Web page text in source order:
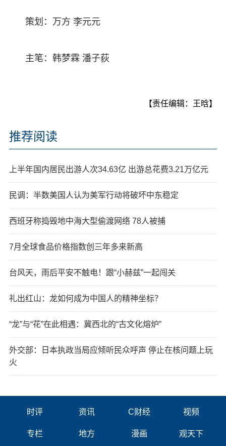
策划：万方 李元元
主笔：韩梦霖 潘子荻
【责任编辑：王晗】
推荐阅读
上半年国内居民出游人次34.63亿 出游总花费3.21万亿元
民调：半数美国人认为美军行动将破坏中东稳定
西班牙称捣毁地中海大型偷渡网络 78人被捕
7月全球食品价格指数创三年多来新高
台风天，雨后平安不触电！跟“小赫兹”一起闯关
礼出红山：龙如何成为中国人的精神坐标？
“龙”与“花”在此相遇：冀西北的“古文化熔炉”
外交部：日本执政当局应倾听民众呼声 停止在核问题上玩
火
时评 资讯 C财经 视频
专栏 地方 漫画 观天下